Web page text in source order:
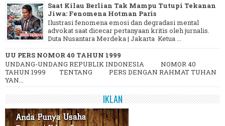
Saat Kilau Berlian Tak Mampu Tutupi Tekanan
Jiwa: Fenomena Hotman Paris
Ilustrasi fenomena emosi dan degradasi mental
advokat saat dicecar pertanyaan kritis oleh jurnalis.
Duta Nusantara Merdeka | Jakarta Ketua ...
UU PERS NOMOR 40 TAHUN 1999
UNDANG-UNDANG REPUBLIK INDONESIA NOMOR 40
TAHUN 1999 TENTANG PERS DENGAN RAHMAT TUHAN
YAN...
IKLAN